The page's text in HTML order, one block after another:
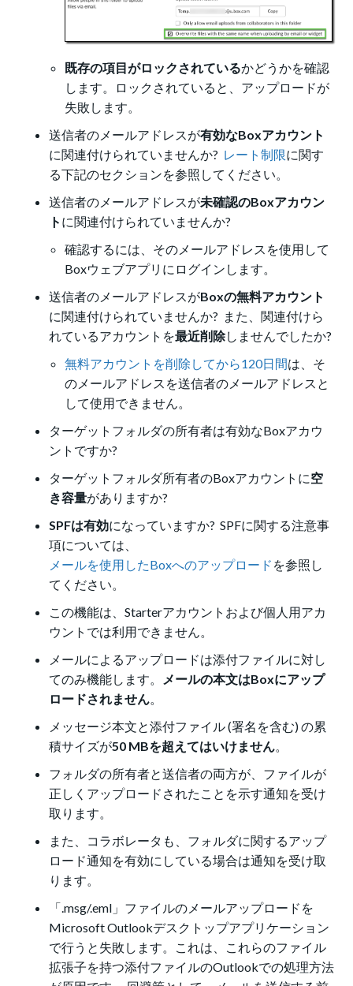
既存の項目がロックされているかどうかを確認
します。ロックされていると、アップロードが
失敗します。
送信者のメールアドレスが有効なBoxアカウント
に関連付けられていませんか? レート制限に関す
る下記のセクションを参照してください。
送信者のメールアドレスが未確認のBoxアカウン
ト に関連付けられていませんか?
確認するには、そのメールアドレスを使用して
Boxウェブアプリにログインします。
送信者のメールアドレスがBoxの無料アカウント
に関連付けられていませんか? また、関連付けら
れているアカウントを最近削除しませんでしたか?
無料アカウントを削除してから120日間は、そ
のメールアドレスを送信者のメールアドレスと
して使用できません。
ターゲットフォルダの所有者は有効なBoxアカウ
ントですか?
ターゲットフォルダ所有者のBoxアカウントに空
き容量がありますか?
SPFは有効になっていますか? SPFに関する注意事
項については、
メールを使用したBoxへのアップロード を参照し
てください。
この機能は、Starterアカウントおよび個人用アカ
ウントでは利用できません。
メールによるアップロードは添付ファイルに対し
てのみ機能します。
メールの本文はBoxにアップ
ロードされません。
メッセージ本文と添付ファイル (署名を含む) の累
積サイズが50 MBを超えてはいけません。
フォルダの所有者と送信者の両方が、ファイルが
正しくアップロードされたことを示す通知を受け
取ります。
また、コラボレータも、フォルダに関するアップ
ロード通知を有効にしている場合は通知を受け取
ります。
「.msg/.eml」ファイルのメールアップロードを
Microsoft Outlookデスクトップアプリケーション
で行うと失敗します。これは、これらのファイル
拡張子を持つ添付ファイルのOutlookでの処理方法